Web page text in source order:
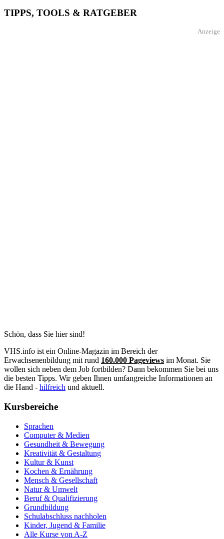
TIPPS, TOOLS & RATGEBER
Anzeige
Schön, dass Sie hier sind!
VHS.info ist ein Online-Magazin im Bereich der
Erwachsenenbildung mit rund 160.000 Pageviews im Monat. Sie
wollen sich neben dem Job fortbilden? Dann bekommen Sie bei uns
die besten Tipps. Wir geben Ihnen umfangreiche Informationen an
die Hand - hilfreich und aktuell.
Kursbereiche
Sprachen
Computer & Medien
Gesundheit & Bewegung
Kreativität & Gestaltung
Kultur & Kunst
Kochen & Ernährung
Mensch & Gesellschaft
Natur & Umwelt
Beruf & Qualifizierung
Grundbildung
Schulabschluss nachholen
Kinder, Jugend & Familie
Alle Kurse von A-Z